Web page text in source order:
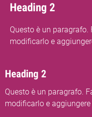
Heading 2
Questo è un paragrafo.
modificarlo e
Heading 2
Questo è un paragrafo.
modificarlo e